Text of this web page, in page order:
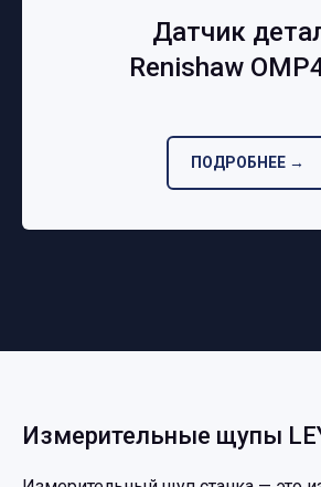
Датчик
Renishaw
ПОДРОБНЕЕ →
Измерительные щупы